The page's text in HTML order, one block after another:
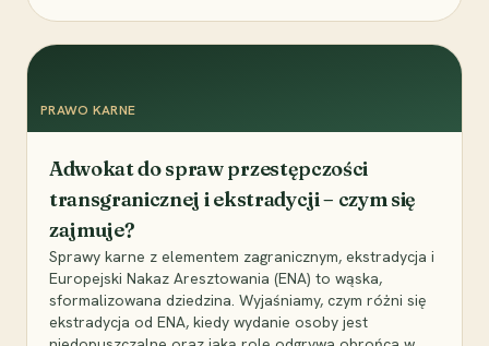
PRAWO KARNE
Adwokat do spraw przestępczości
transgranicznej i ekstradycji – czym się
zajmuje?
Sprawy karne z elementem zagranicznym, ekstradycja i
Europejski Nakaz Aresztowania (ENA) to wąska,
sformalizowana dziedzina. Wyjaśniamy, czym różni się
ekstradycja od ENA, kiedy wydanie osoby jest